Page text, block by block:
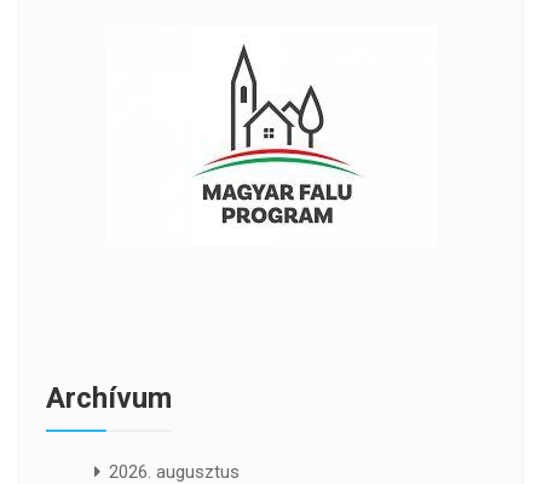
Archívum
2026. augusztus